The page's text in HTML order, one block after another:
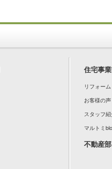
住宅事
リフォー
お客様の声
スタッフ
マルトミ
不動産部